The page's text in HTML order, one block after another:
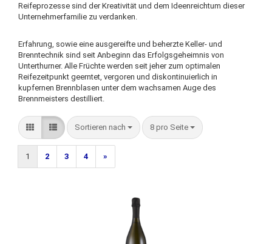
Reifeprozesse sind der Kreativität und dem Ideenreichtum dieser
Unternehmerfamilie zu verdanken.
Erfahrung, sowie eine ausgereifte und beherzte Keller- und
Brenntechnik sind seit Anbeginn das Erfolgsgeheimnis von
Unterthurner. Alle Früchte werden seit jeher zum optimalen
Reifezeitpunkt geerntet, vergoren und diskontinuierlich in
kupfernen Brennblasen unter dem wachsamen Auge des
Brennmeisters destilliert.
Sortieren nach
Sortieren nach 8 pro Seite
pro Seite
1 2 3 4 »